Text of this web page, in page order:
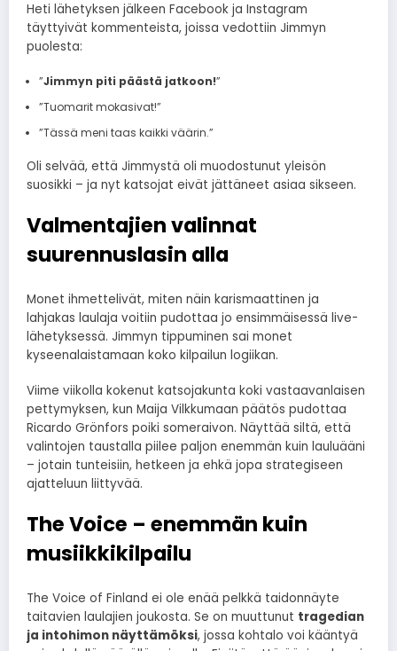
Heti lähetyksen jälkeen Facebook ja Instagram
täyttyivät kommenteista, joissa vedottiin Jimmyn
puolesta:
”Jimmyn piti päästä jatkoon!”
”Tuomarit mokasivat!”
”Tässä meni taas kaikki väärin.”
Oli selvää, että Jimmystä oli muodostunut yleisön
suosikki – ja nyt katsojat eivät jättäneet asiaa sikseen.
Valmentajien valinnat
suurennuslasin alla
Monet ihmettelivät, miten näin karismaattinen ja
lahjakas laulaja voitiin pudottaa jo ensimmäisessä live-
lähetyksessä. Jimmyn tippuminen sai monet
kyseenalaistamaan koko kilpailun logiikan.
Viime viikolla kokenut katsojakunta koki vastaavanlaisen
pettymyksen, kun Maija Vilkkumaan päätös pudottaa
Ricardo Grönfors poiki someraivon. Näyttää siltä, että
valintojen taustalla piilee paljon enemmän kuin lauluääni
– jotain tunteisiin, hetkeen ja ehkä jopa strategiseen
ajatteluun liittyvää.
The Voice – enemmän kuin
musiikkikilpailu
The Voice of Finland ei ole enää pelkkä taidonnäyte
taitavien laulajien joukosta. Se on muuttunut tragedian
ja intohimon näyttämöksi, jossa kohtalo voi kääntyä